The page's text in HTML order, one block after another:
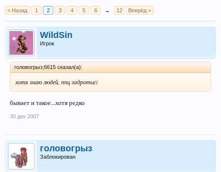
< Назад 1 2 3 4 5 6 → 12 Вперёд >
WildSin
Игрок
головогрыз;6615 сказал(а):
хотя знаю людей, ппц задроты((
бывает и такое...хотя редко
30 дек 2007
головогрыз
Заблокирован